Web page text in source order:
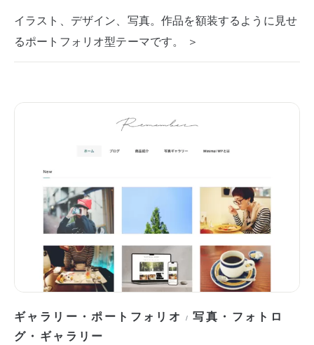
イラスト、デザイン、写真。作品を額装するように見せ
るポートフォリオ型テーマです。 ＞
ギャラリー・ポートフォリオ /写真・フォトロ
グ・ギャラリー